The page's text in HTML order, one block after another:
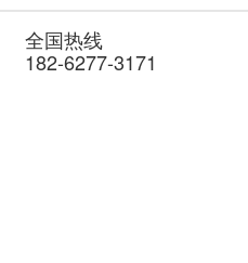
全国热线
182-6277-3171